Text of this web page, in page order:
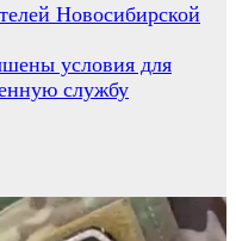
Новосибирской
условия для
службу